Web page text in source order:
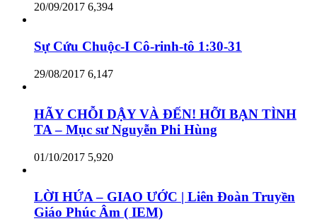
20/09/2017 6,394
Sự Cứu Chuộc-I Cô-rinh-tô 1:30-31
29/08/2017 6,147
HÃY CHỖI DẬY VÀ ĐẾN! HỠI BẠN TÌNH
TA – Mục sư Nguyễn Phi Hùng
01/10/2017 5,920
LỜI HỨA – GIAO ƯỚC | Liên Đoàn Truyền
Giáo Phúc Âm ( IEM)